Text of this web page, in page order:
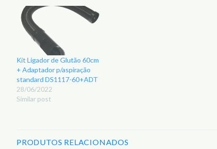
Kit Ligador de Glutão 60cm
+ Adaptador p/aspiração
standard DS1117-60+ADT
28/06/2022
Similar post
PRODUTOS RELACIONADOS